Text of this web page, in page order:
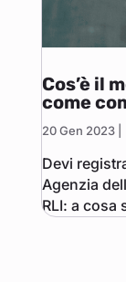
Cos’è il
come
20 Gen 2023|
Devi
Agenzia
RLI: a cosa